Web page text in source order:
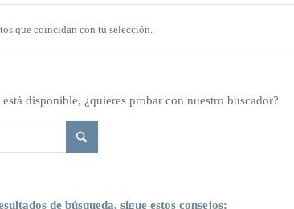
que coincidan con tu selección.
disponible, ¿quieres probar con nuestro buscador?
de búsqueda, sigue estos consejos: